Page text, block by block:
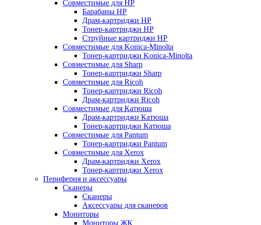
Совместимые для HP
Барабаны HP
Драм-картриджи HP
Тонер-картриджи HP
Струйные картриджи HP
Совместимые для Konica-Minolta
Тонер-картриджи Konica-Minolta
Совместимые для Sharp
Тонер-картриджи Sharp
Совместимые для Ricoh
Тонер-картриджи Ricoh
Драм-картриджи Ricoh
Совместимые для Катюша
Драм-картриджи Катюша
Тонер-картриджи Катюша
Совместимые для Pantum
Тонер-картриджи Pantum
Совместимые для Xerox
Драм-картриджи Xerox
Тонер-картриджи Xerox
Периферия и аксессуары
Сканеры
Сканеры
Аксессуары для сканеров
Мониторы
Мониторы ЖК